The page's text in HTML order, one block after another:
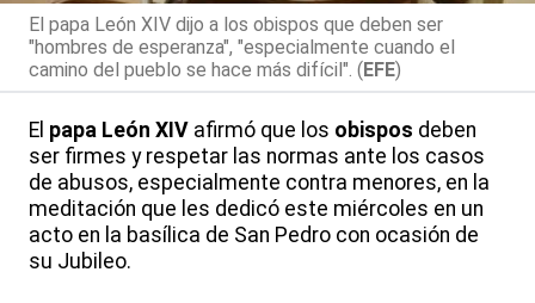
El papa León XIV dijo a los obispos que deben ser
"hombres de esperanza", "especialmente cuando el
camino del pueblo se hace más difícil". (EFE)
El papa León XIV afirmó que los obispos deben
ser firmes y respetar las normas ante los casos
de abusos, especialmente contra menores, en la
meditación que les dedicó este miércoles en un
acto en la basílica de San Pedro con ocasión de
su Jubileo.